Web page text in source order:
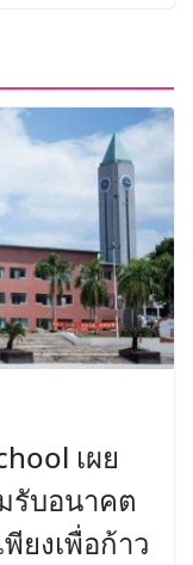
เผย
รับอนาคต
ยงเพื่อก้าว